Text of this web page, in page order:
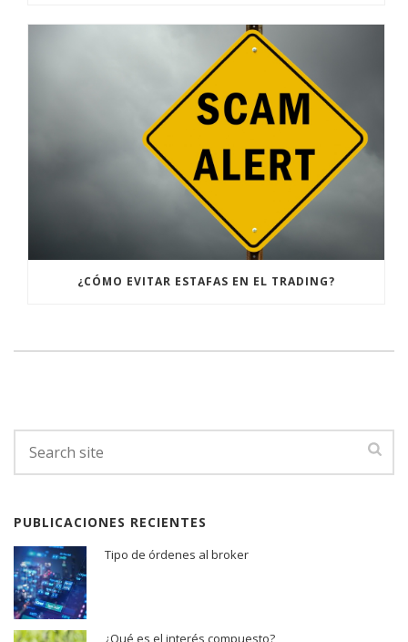
¿CÓMO EVITAR ESTAFAS EN EL TRADING?
PUBLICACIONES RECIENTES
Tipo de órdenes al broker
¿Qué es el interés compuesto?